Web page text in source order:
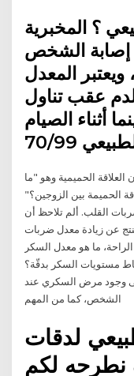
؟ المخبرية
إصابة الشخص
المعدل
عقب تناول
هو 70/140، بينما أثناء الصيام
الحميمية وهو "ما
الحميمة بين الزوجين؟"
القلب. ألم تلاحظ أن
عن زيادة معدل ضربات
الراحة، ما هو معدل السكر
مستويات السكر بدقّة؟
السكر التراكمي 6.5٪ إلى وجود مرض السكري عند
الشخص، كما من المهم
لدقات
لكم